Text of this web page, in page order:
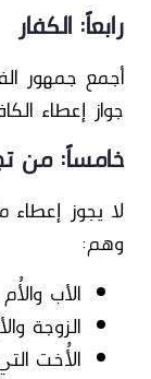
رابعاً: الكفار
أجمع جمهور
جواز إعطاء
خامساً: من
لا يجوز
وهم:
الأب
الزوجة
الأُخت